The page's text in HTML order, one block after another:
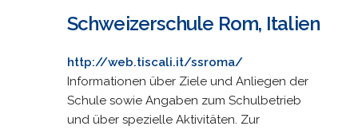
Schweizerschule Rom, Italien
http://web.tiscali.it/ssroma/
Informationen über Ziele und Anliegen der
Schule sowie Angaben zum Schulbetrieb
und über spezielle Aktivitäten. Zur